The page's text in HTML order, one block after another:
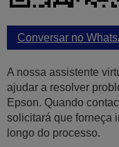
Conversar no
A nossa assistente
ajudar a resolver
Epson. Quando
solicitará que forneça
longo do processo.